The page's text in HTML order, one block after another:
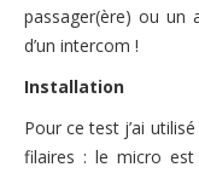
passager(ère) ou un
d’un intercom !
Installation
Pour ce test j’ai
filaires : le micro